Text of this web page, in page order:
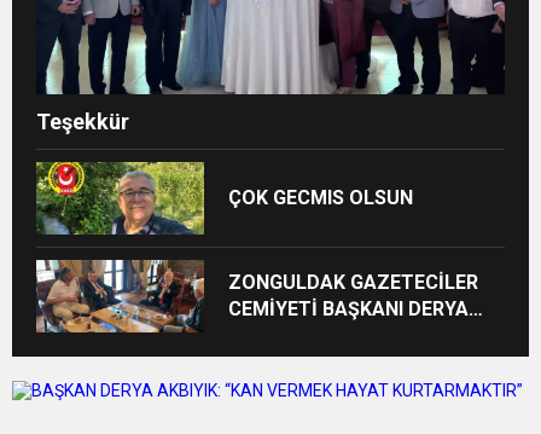
Teşekkür
ÇOK GECMIS OLSUN
ZONGULDAK GAZETECİLER
CEMİYETİ BAŞKANI DERYA
AİLESİNE BAYRAM ZİYARETİ